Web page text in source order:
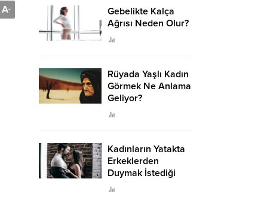
A-
Gebelikte Kalça
Ağrısı Neden Olur?
Rüyada Yaşlı Kadın
Görmek Ne Anlama
Geliyor?
Kadınların Yatakta
Erkeklerden
Duymak İstediği
Sözler